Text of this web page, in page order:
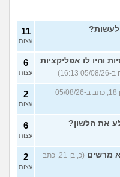
13
עצות
20
עצות
6
עצות
9
עצות
3
עצות
11
עצות
והיו לו אפליקציות
6
עצות
(בן אדם, בן 18, כתב ב-05/08/26
2
עצות
את הלשון? 6
עצות
מרשים
(כ, בן 21, כתב
2
עצות